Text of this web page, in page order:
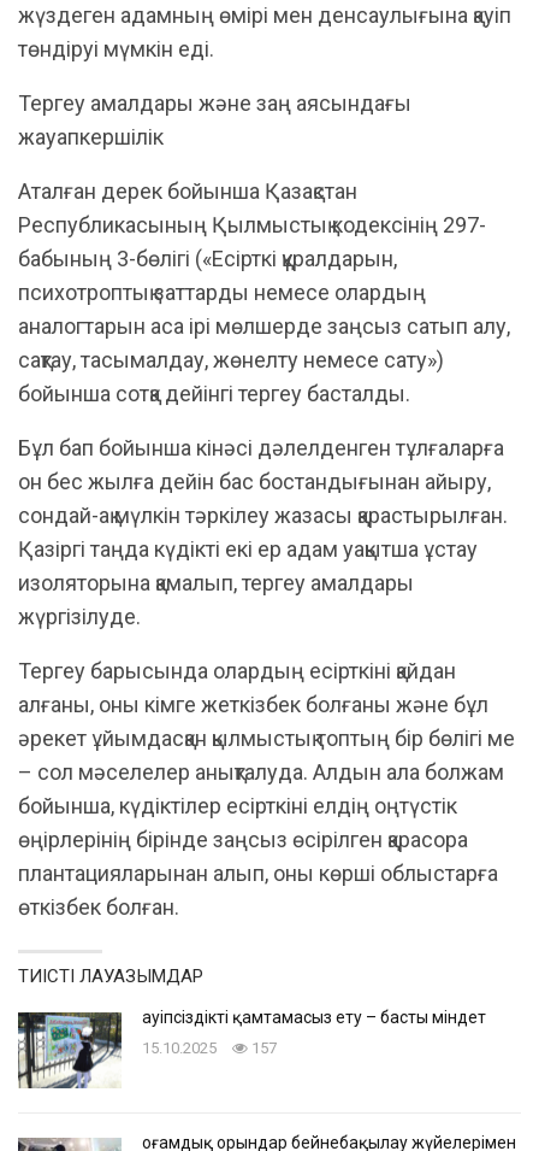
жүздеген адамның өмірі мен денсаулығына қауіп
төндіруі мүмкін еді.
Тергеу амалдары және заң аясындағы
жауапкершілік
Аталған дерек бойынша Қазақстан
Республикасының Қылмыстық кодексінің 297-
бабының 3-бөлігі («Есірткі құралдарын,
психотроптық заттарды немесе олардың
аналогтарын аса ірі мөлшерде заңсыз сатып алу,
сақтау, тасымалдау, жөнелту немесе сату»)
бойынша сотқа дейінгі тергеу басталды.
Бұл бап бойынша кінәсі дәлелденген тұлғаларға
он бес жылға дейін бас бостандығынан айыру,
сондай-ақ мүлкін тәркілеу жазасы қарастырылған.
Қазіргі таңда күдікті екі ер адам уақытша ұстау
изоляторына қамалып, тергеу амалдары
жүргізілуде.
Тергеу барысында олардың есірткіні қайдан
алғаны, оны кімге жеткізбек болғаны және бұл
әрекет ұйымдасқан қылмыстық топтың бір бөлігі ме
– сол мәселелер анықталуда. Алдын ала болжам
бойынша, күдіктілер есірткіні елдің оңтүстік
өңірлерінің бірінде заңсыз өсірілген қарасора
плантацияларынан алып, оны көрші облыстарға
өткізбек болған.
ТИІСТІ ЛАУАЗЫМДАР
Қауіпсіздікті қамтамасыз ету – басты міндет
15.10.2025 157
Қоғамдық орындар бейнебақылау жүйелерімен